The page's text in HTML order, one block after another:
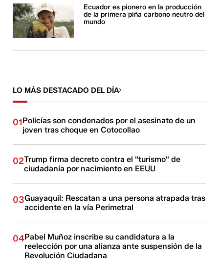
Ecuador es pionero en la producción
de la primera piña carbono neutro del
mundo
LO MÁS DESTACADO DEL DÍA
01Policías son condenados por el asesinato de un
joven tras choque en Cotocollao
02Trump firma decreto contra el "turismo" de
ciudadanía por nacimiento en EEUU
03Guayaquil: Rescatan a una persona atrapada tras
accidente en la vía Perimetral
04Pabel Muñoz inscribe su candidatura a la
reelección por una alianza ante suspensión de la
Revolución Ciudadana